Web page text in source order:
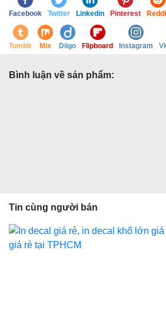
Facebook Twitter Linkedin Pinterest
Tumblr Mix Diigo Flipboard Instagram
Bình luận về sản phẩm:
Tin cùng người bán